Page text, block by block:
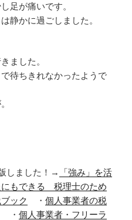
足が痛いです。
静かに過ごしました。
ました。
待ちきれなかったようで
しました！→
「強み」を活
にもできる 税理士のため
ック
・ 個人事業者の税
個人事業者・フリーラ